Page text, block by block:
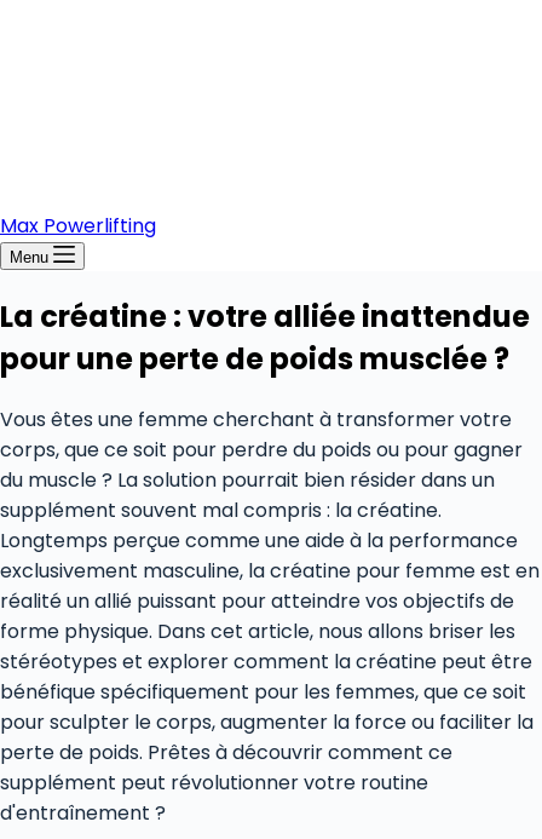
Max Powerlifting
Menu
La créatine : votre alliée inattendue
pour une perte de poids musclée ?
Vous êtes une femme cherchant à transformer votre
corps, que ce soit pour perdre du poids ou pour gagner
du muscle ? La solution pourrait bien résider dans un
supplément souvent mal compris : la créatine.
Longtemps perçue comme une aide à la performance
exclusivement masculine, la créatine pour femme est en
réalité un allié puissant pour atteindre vos objectifs de
forme physique. Dans cet article, nous allons briser les
stéréotypes et explorer comment la créatine peut être
bénéfique spécifiquement pour les femmes, que ce soit
pour sculpter le corps, augmenter la force ou faciliter la
perte de poids. Prêtes à découvrir comment ce
supplément peut révolutionner votre routine
d'entraînement ?